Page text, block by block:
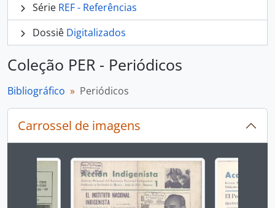
Série REF - Referências
Dossiê Digitalizados
Coleção PER - Periódicos
Bibliográfico Periódicos
Carrossel de imagens
Ao alterar o slide atual deste carrossel, o título da